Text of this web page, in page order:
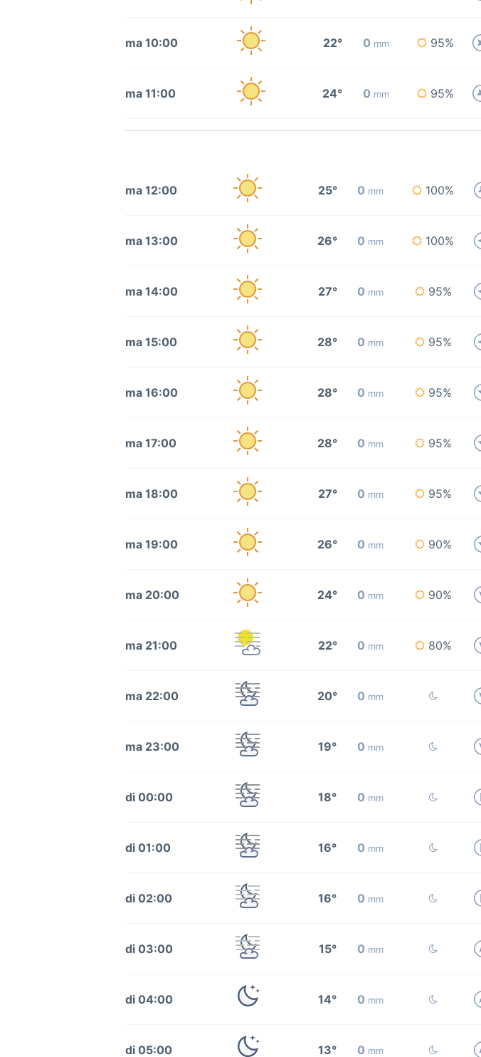
ma 10:00 22° 0 mm 95%
ma 11:00 24° 0 mm 95%
ma 12:00 25° 0 mm 100%
ma 13:00 26° 0 mm 100%
ma 14:00 27° 0 mm 95%
ma 15:00 28° 0 mm 95%
ma 16:00 28° 0 mm 95%
ma 17:00 28° 0 mm 95%
ma 18:00 27° 0 mm 95%
ma 19:00 26° 0 mm 90%
ma 20:00 24° 0 mm 90%
ma 21:00 22° 0 mm 80%
ma 22:00 20° 0 mm
ma 23:00 19° 0 mm
di 00:00 18° 0 mm
di 01:00 16° 0 mm
di 02:00 16° 0 mm
di 03:00 15° 0 mm
di 04:00 14° 0 mm
di 05:00 13° 0 mm